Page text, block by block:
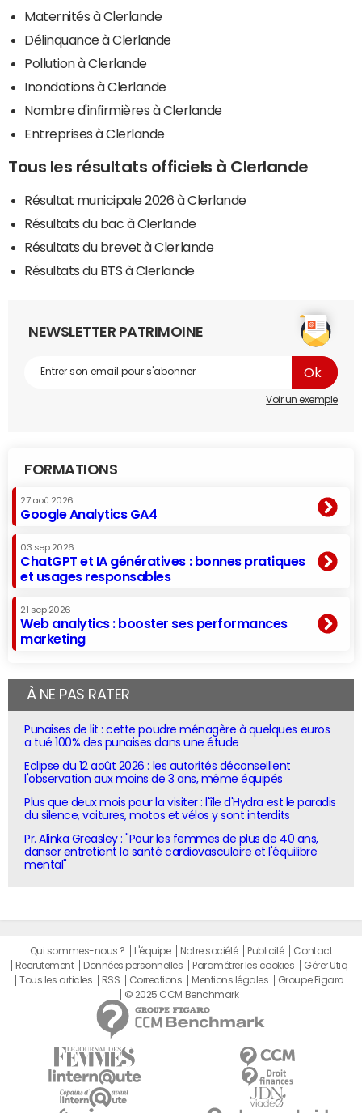
Maternités à Clerlande
Délinquance à Clerlande
Pollution à Clerlande
Inondations à Clerlande
Nombre d'infirmières à Clerlande
Entreprises à Clerlande
Tous les résultats officiels à Clerlande
Résultat municipale 2026 à Clerlande
Résultats du bac à Clerlande
Résultats du brevet à Clerlande
Résultats du BTS à Clerlande
NEWSLETTER PATRIMOINE
Voir un exemple
FORMATIONS
27 aoû 2026
Google Analytics GA4
03 sep 2026
ChatGPT et IA génératives : bonnes pratiques
et usages responsables
21 sep 2026
Web analytics : booster ses performances
marketing
À NE PAS RATER
Punaises de lit : cette poudre ménagère à quelques euros
a tué 100% des punaises dans une étude
Eclipse du 12 août 2026 : les autorités déconseillent
l'observation aux moins de 3 ans, même équipés
Plus que deux mois pour la visiter : l'île d'Hydra est le paradis
du silence, voitures, motos et vélos y sont interdits
Pr. Alinka Greasley : "Pour les femmes de plus de 40 ans,
danser entretient la santé cardiovasculaire et l'équilibre
mental"
Qui sommes-nous ? L'équipe Notre société Publicité
Contact
Recrutement
Données personnelles Paramétrer les cookies
Gérer Utiq
Tous les articles
RSS Corrections Mentions légales
Groupe Figaro
© 2025 CCM Benchmark